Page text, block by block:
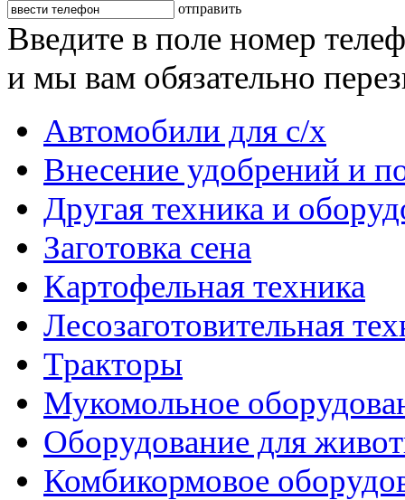
отправить
Введите в поле номер
и мы вам обязательно
Автомобили для с/х
Внесение удобрений и
Другая техника и
Заготовка сена
Картофельная техника
Лесозаготовительная
Тракторы
Мукомольное
Оборудование для
Комбикормовое